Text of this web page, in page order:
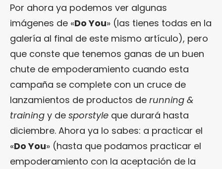
Por ahora ya podemos ver algunas
imágenes de «Do You» (las tienes todas en la
galería al final de este mismo artículo), pero
que conste que tenemos ganas de un buen
chute de empoderamiento cuando esta
campaña se complete con un cruce de
lanzamientos de productos de running &
training y de sporstyle que durará hasta
diciembre. Ahora ya lo sabes: a practicar el
«Do You» (hasta que podamos practicar el
empoderamiento con la aceptación de la